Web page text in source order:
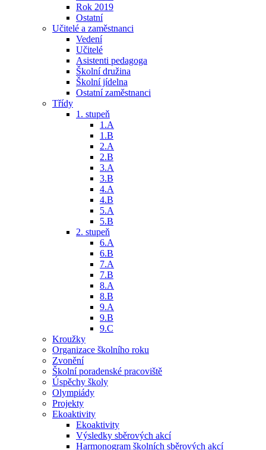
Rok 2019
Ostatní
Učitelé a zaměstnanci
Vedení
Učitelé
Asistenti pedagoga
Školní družina
Školní jídelna
Ostatní zaměstnanci
Třídy
1. stupeň
1.A
1.B
2.A
2.B
3.A
3.B
4.A
4.B
5.A
5.B
2. stupeň
6.A
6.B
7.A
7.B
8.A
8.B
9.A
9.B
9.C
Kroužky
Organizace školního roku
Zvonění
Školní poradenské pracoviště
Úspěchy školy
Olympiády
Projekty
Ekoaktivity
Ekoaktivity
Výsledky sběrových akcí
Harmonogram školních sběrových akcí